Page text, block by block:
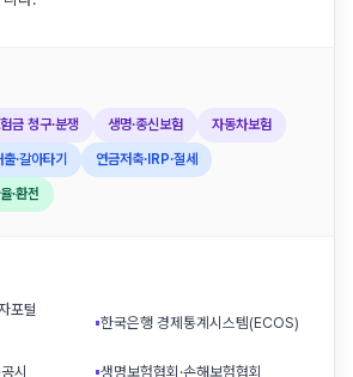
금 청구·분쟁 생명·종신보험 자동차보험
출·갈아타기 연금저축·IRP·절세
·환전
포털
▪한국은행 경제통계시스템(ECOS)
시 ▪생명보험협회·손해보험협회